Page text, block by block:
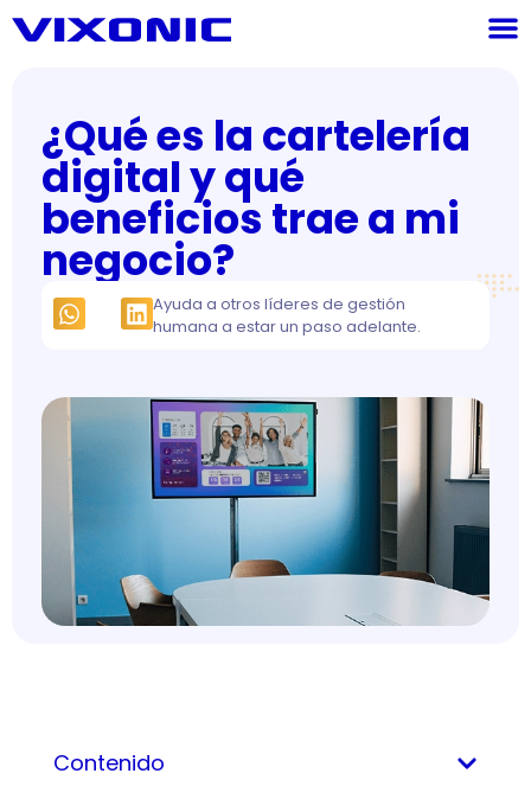
¿Qué es la cartelería
digital y qué
beneficios trae a mi
negocio?
Ayuda a otros líderes de gestión
humana a estar un paso adelante.
Contenido